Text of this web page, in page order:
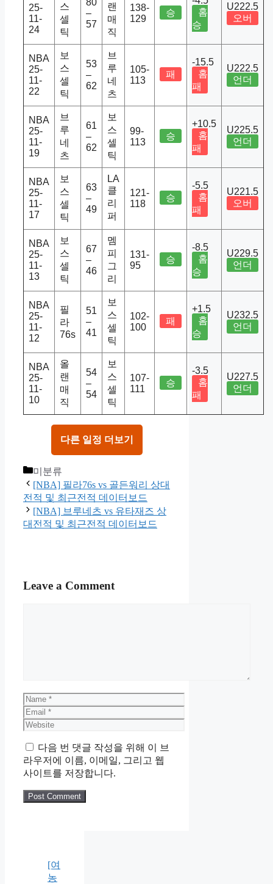
25-
11-
24
스
셀
틱
80
–
57
랜
매
직
138-
129
승
홈
승
U222.5
오버
NBA
25-
11-
22
보
스
셀
틱
53
–
62
브
루
네
츠
105-
113
패
-15.5
홈
패
U222.5
언더
NBA
25-
11-
19
브
루
네
츠
61
–
62
보
스
셀
틱
99-
113
승
+10.5
홈
패
U225.5
언더
NBA
25-
11-
17
보
스
셀
틱
63
–
49
LA
클
리
퍼
121-
118
승
-5.5
홈
패
U221.5
오버
NBA
25-
11-
13
보
스
셀
틱
67
–
46
멤
피
그
리
131-
95
승
-8.5
홈
승
U229.5
언더
NBA
25-
11-
12
필
라
76s
51
–
41
보
스
셀
틱
102-
100
패
+1.5
홈
승
U232.5
언더
NBA
25-
11-
10
올
랜
매
직
54
–
54
보
스
셀
틱
107-
111
승
-3.5
홈
패
U227.5
언더
다른 일정 더보기
Categories
미분류
[NBA] 필라76s vs 골든워리 상대
전적 및 최근전적 데이터보드
[NBA] 브루네츠 vs 유타재즈 상
대전적 및 최근전적 데이터보드
Leave a Comment
Name
Email
Website
다음 번 댓글 작성을 위해 이 브
라우저에 이름, 이메일, 그리고 웹
사이트를 저장합니다.
[여
농